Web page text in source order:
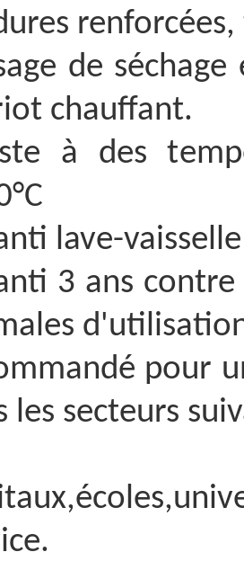
de
chauffant.
à des
lave-
3 ans
pour
les secteurs